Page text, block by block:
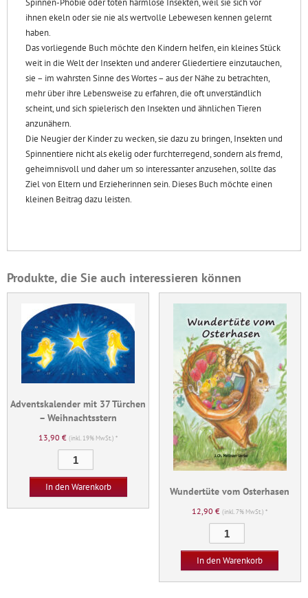
Spinnen-Phobie oder töten harmlose Insekten, weil sie sich vor
ihnen ekeln oder sie nie als wertvolle Lebewesen kennen gelernt
haben.
Das vorliegende Buch möchte den Kindern helfen, ein kleines Stück
weit in die Welt der Insekten und anderer Gliedertiere einzutauchen,
sie – im wahrsten Sinne des Wortes – aus der Nähe zu betrachten,
mehr über ihre Lebensweise zu erfahren, die oft unverständlich
scheint, und sich spielerisch den Insekten und ähnlichen Tieren
anzunähern.
Die Neugier der Kinder zu wecken, sie dazu zu bringen, Insekten und
Spinnentiere nicht als ekelig oder furchterregend, sondern als fremd,
geheimnisvoll und daher um so interessanter anzusehen, sollte das
Ziel von Eltern und Erzieherinnen sein. Dieses Buch möchte einen
kleinen Beitrag dazu leisten.
Produkte, die Sie auch interessieren können
Adventskalender mit 37 Türchen
– Weihnachtsstern
13,90€ (inkl. 19% MwSt.) *
mit
37
In den Warenkorb Wundertüte vom Osterhasen
12,90€ (inkl. 7% MwSt.) *
vom
Osterhasen
In den Warenkorb